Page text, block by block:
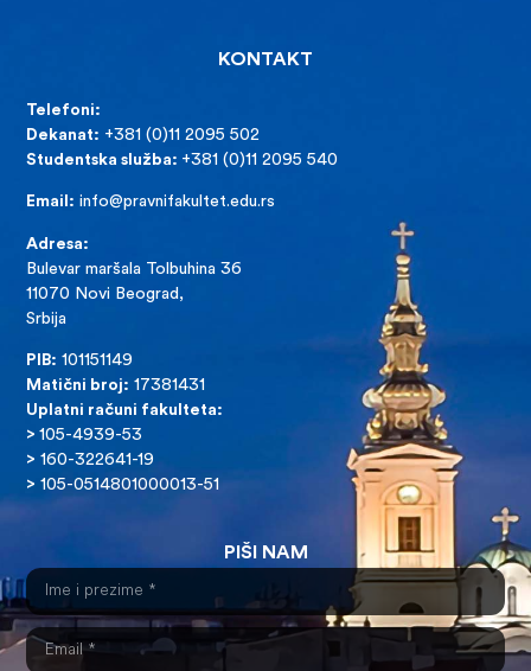
KONTAKT
Telefoni:
Dekanat: +381 (0)11 2095 502
Studentska služba: +381 (0)11 2095 540
Email: info@pravnifakultet.edu.rs
Adresa:
Bulevar maršala Tolbuhina 36
11070 Novi Beograd,
Srbija
PIB: 101151149
Matični broj: 17381431
Uplatni računi fakulteta:
>105-4939-53
> 160-322641-19
> 105-0514801000013-51
PIŠI NAM